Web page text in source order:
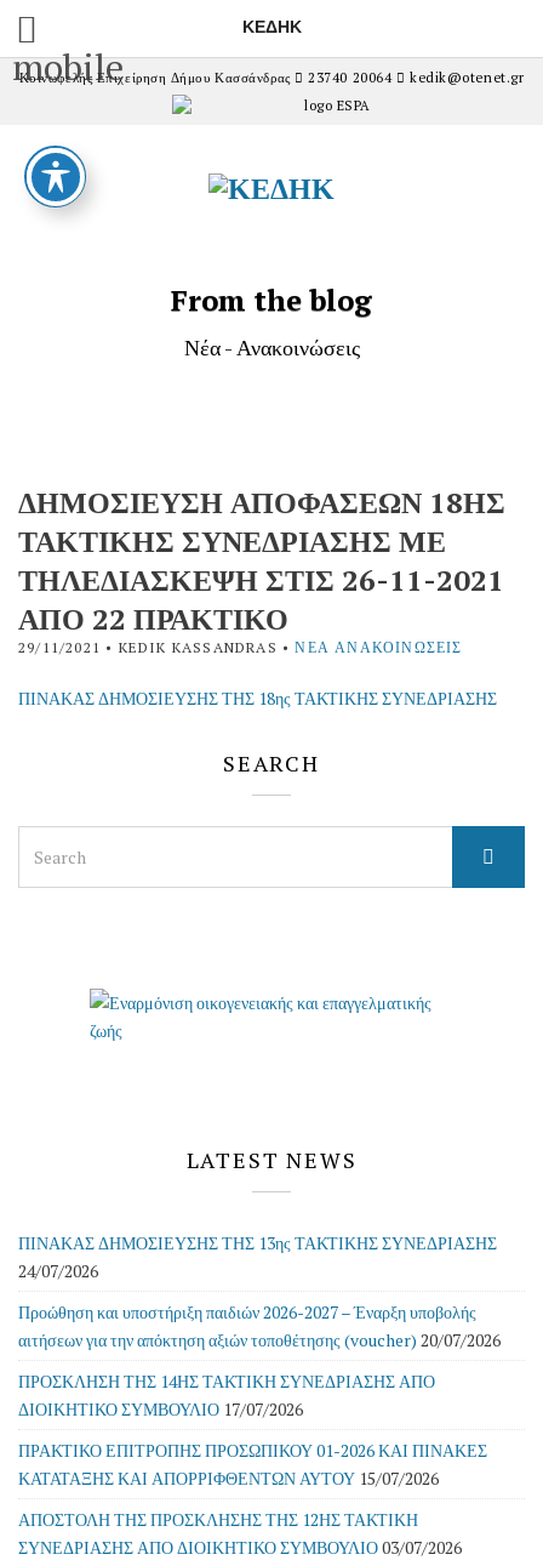
mobile
ΚΕΔΗΚ
Κοινωφελής Επιχείρηση Δήμου Κασσάνδρας 23740 20064 kedik@otenet.gr
From the blog
Νέα - Ανακοινώσεις
ΔΗΜΟΣΙΕΥΣΗ ΑΠΟΦΑΣΕΩΝ 18ΗΣ
ΤΑΚΤΙΚΗΣ ΣΥΝΕΔΡΙΑΣΗΣ ΜΕ
ΤΗΛΕΔΙΑΣΚΕΨΗ ΣΤΙΣ 26-11-2021
ΑΠΟ 22 ΠΡΑΚΤΙΚΟ
29/11/2021 • KEDIK KASSANDRAS •ΝΈΑ ΑΝΑΚΟΙΝΏΣΕΙΣ
ΠΙΝΑΚΑΣ ΔΗΜΟΣΙΕΥΣΗΣ ΤΗΣ 18ης ΤΑΚΤΙΚΗΣ ΣΥΝΕΔΡΙΑΣΗΣ
SEARCH
for:
LATEST NEWS
ΠΙΝΑΚΑΣ ΔΗΜΟΣΙΕΥΣΗΣ ΤΗΣ 13ης ΤΑΚΤΙΚΗΣ ΣΥΝΕΔΡΙΑΣΗΣ
24/07/2026
Προώθηση και υποστήριξη παιδιών 2026-2027 – Έναρξη υποβολής
αιτήσεων για την απόκτηση αξιών τοποθέτησης (voucher) 20/07/2026
ΠΡΟΣΚΛΗΣΗ ΤΗΣ 14ΗΣ ΤΑΚΤΙΚΗ ΣΥΝΕΔΡΙΑΣΗΣ ΑΠΟ
ΔΙΟΙΚΗΤΙΚΟ ΣΥΜΒΟΥΛΙΟ 17/07/2026
ΠΡΑΚΤΙΚΟ ΕΠΙΤΡΟΠΗΣ ΠΡΟΣΩΠΙΚΟΥ 01-2026 ΚΑΙ ΠΙΝΑΚΕΣ
ΚΑΤΑΤΑΞΗΣ ΚΑΙ ΑΠΟΡΡΙΦΘΕΝΤΩΝ ΑΥΤΟΥ 15/07/2026
ΑΠΟΣΤΟΛΗ ΤΗΣ ΠΡΟΣΚΛΗΣΗΣ ΤΗΣ 12ΗΣ ΤΑΚΤΙΚΗ
ΣΥΝΕΔΡΙΑΣΗΣ ΑΠΟ ΔΙΟΙΚΗΤΙΚΟ ΣΥΜΒΟΥΛΙΟ03/07/2026